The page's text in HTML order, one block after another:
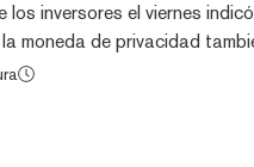
los inversores el viernes
moneda de privacidad
divulgación de un error que